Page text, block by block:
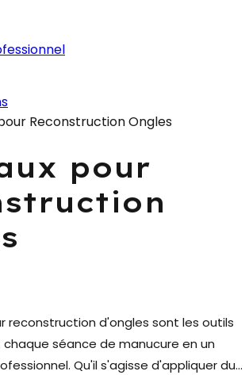
Reconstruction Ongles
pour
reconstruction d'ongles sont les outils
séance de manucure en un
Qu'il s'agisse d'appliquer du